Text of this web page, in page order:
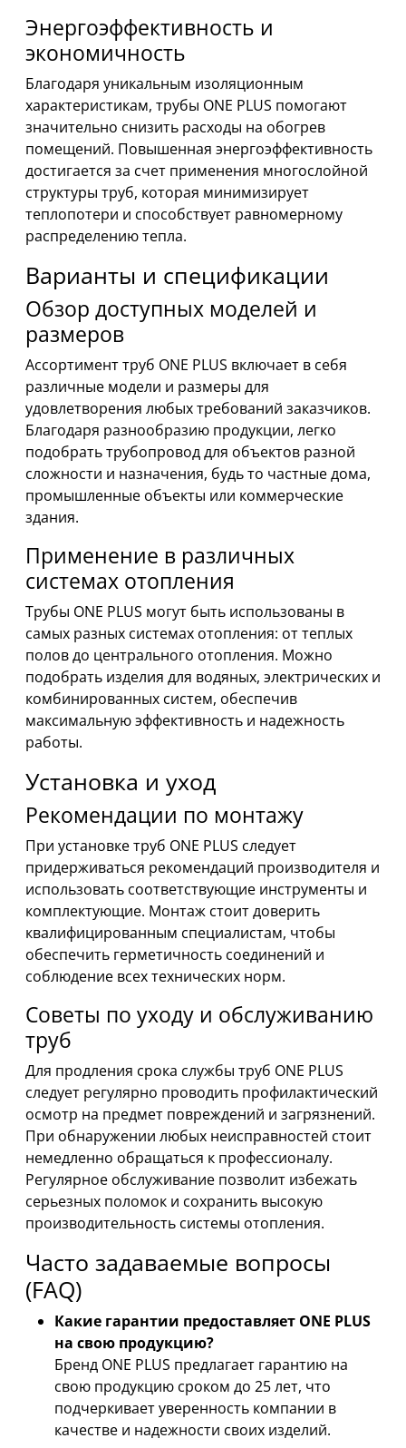
Энергоэффективность и
экономичность
Благодаря уникальным изоляционным
характеристикам, трубы ONE PLUS помогают
значительно снизить расходы на обогрев
помещений. Повышенная энергоэффективность
достигается за счет применения многослойной
структуры труб, которая минимизирует
теплопотери и способствует равномерному
распределению тепла.
Варианты и спецификации
Обзор доступных моделей и
размеров
Ассортимент труб ONE PLUS включает в себя
различные модели и размеры для
удовлетворения любых требований заказчиков.
Благодаря разнообразию продукции, легко
подобрать трубопровод для объектов разной
сложности и назначения, будь то частные дома,
промышленные объекты или коммерческие
здания.
Применение в различных
системах отопления
Трубы ONE PLUS могут быть использованы в
самых разных системах отопления: от теплых
полов до центрального отопления. Можно
подобрать изделия для водяных, электрических и
комбинированных систем, обеспечив
максимальную эффективность и надежность
работы.
Установка и уход
Рекомендации по монтажу
При установке труб ONE PLUS следует
придерживаться рекомендаций производителя и
использовать соответствующие инструменты и
комплектующие. Монтаж стоит доверить
квалифицированным специалистам, чтобы
обеспечить герметичность соединений и
соблюдение всех технических норм.
Советы по уходу и обслуживанию
труб
Для продления срока службы труб ONE PLUS
следует регулярно проводить профилактический
осмотр на предмет повреждений и загрязнений.
При обнаружении любых неисправностей стоит
немедленно обращаться к профессионалу.
Регулярное обслуживание позволит избежать
серьезных поломок и сохранить высокую
производительность системы отопления.
Часто задаваемые вопросы
(FAQ)
Какие гарантии предоставляет ONE PLUS
на свою продукцию?
Бренд ONE PLUS предлагает гарантию на
свою продукцию сроком до 25 лет, что
подчеркивает уверенность компании в
качестве и надежности своих изделий.